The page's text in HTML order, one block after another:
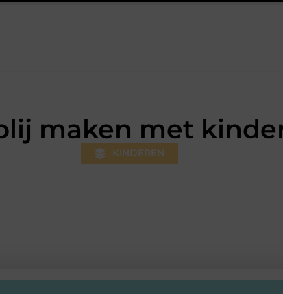
professionele hulp bij pijn en bewegingsklachten
maken met
KINDEREN